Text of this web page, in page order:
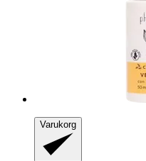
Varukorg